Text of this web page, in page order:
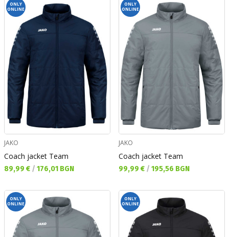
ONLY
ONLINE
JAKO
Coach jacket Team
Текуща цена:
89,99 € / 176,01 BGN
ONLY
ONLINE
JAKO
Coach jacket Team
Текуща цена:
99,99 € / 195,56 BGN
ONLY
ONLINE
ONLY
ONLINE